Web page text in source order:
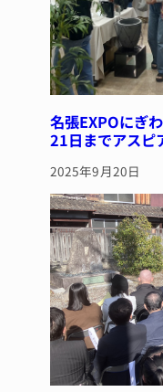
名張EXPOにぎ
21日までアスピ
2025年9月20日